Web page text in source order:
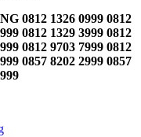
0812 1326 0999 0812
0812 1329 3999 0812
0812 9703 7999 0812
0857 8202 2999 0857